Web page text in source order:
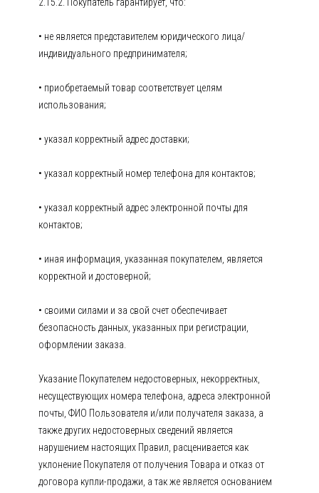
• не является представителем юридического лица/
индивидуального предпринимателя;
• приобретаемый товар соответствует целям
использования;
• указал корректный адрес доставки;
• указал корректный номер телефона для контактов;
• указал корректный адрес электронной почты для
контактов;
• иная информация, указанная покупателем, является
корректной и достоверной;
• своими силами и за свой счет обеспечивает
безопасность данных, указанных при регистрации,
оформлении заказа.
Указание Покупателем недостоверных, некорректных,
несуществующих номера телефона, адреса электронной
почты, ФИО Пользователя и/или получателя заказа, а
также других недостоверных сведений является
нарушением настоящих Правил, расценивается как
уклонение Покупателя от получения Товара и отказ от
договора купли-продажи, а так же является основанием